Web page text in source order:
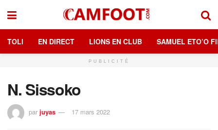
TOLI EN DIRECT LIONS EN CLUB SAMUEL ETO’O
PUBLICITÉ
N. Sissoko
par juyas 17 mars 2022